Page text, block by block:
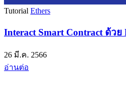
Tutorial Ethers
Interact Smart Contract ด้วย
26 มี.ค. 2566
อ่านต่อ